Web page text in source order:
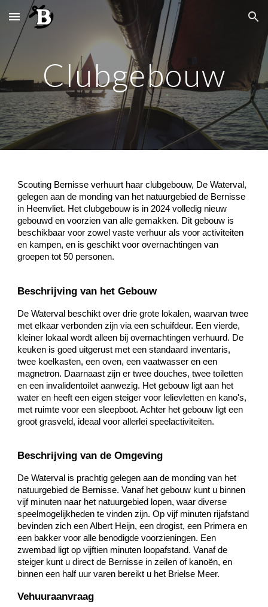
Skip to main content Skip to navigation
Clubgebouw
Scouting Bernisse verhuurt haar clubgebouw, De Waterval,
gelegen aan de monding van het natuurgebied de Bernisse
in Heenvliet. Het clubgebouw is in 2024 volledig nieuw
gebouwd en voorzien van alle gemakken. Dit gebouw is
beschikbaar voor zowel vaste verhuur als voor activiteiten
en kampen, en is geschikt voor overnachtingen van
groepen tot 50 personen.
Beschrijving van het Gebouw
De Waterval beschikt over drie grote lokalen, waarvan twee
met elkaar verbonden zijn via een schuifdeur. Een vierde,
kleiner lokaal wordt alleen bij overnachtingen verhuurd. De
keuken is goed uitgerust met een standaard inventaris,
twee koelkasten, een oven, een vaatwasser en een
magnetron. Daarnaast zijn er twee douches, twee toiletten
en een invalidentoilet aanwezig. Het gebouw ligt aan het
water en heeft een eigen steiger voor lelievletten en kano's,
met ruimte voor een sleepboot. Achter het gebouw ligt een
groot grasveld, ideaal voor allerlei speelactiviteiten.
Beschrijving van de Omgeving
De Waterval is prachtig gelegen aan de monding van het
natuurgebied de Bernisse. Vanaf het gebouw kunt u binnen
vijf minuten naar het natuurgebied lopen, waar diverse
speelmogelijkheden te vinden zijn. Op vijf minuten rijafstand
bevinden zich een Albert Heijn, een drogist, een Primera en
een bakker voor alle benodigde voorzieningen. Een
zwembad ligt op vijftien minuten loopafstand. Vanaf de
steiger kunt u direct de Bernisse in zeilen of kanoën, en
binnen een half uur varen bereikt u het Brielse Meer.
Vehuuraanvraag